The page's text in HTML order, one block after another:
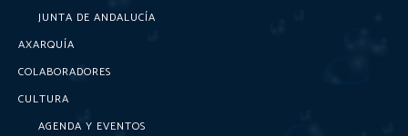
JUNTA DE ANDALUCÍA
AXARQUÍA
COLABORADORES
CULTURA
AGENDA Y EVENTOS